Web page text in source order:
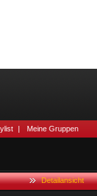
| Meine Gruppen
Detailansicht